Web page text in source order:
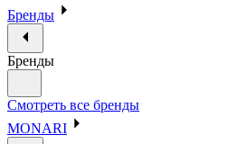
Бренды
Бренды
Смотреть все бренды
MONARI